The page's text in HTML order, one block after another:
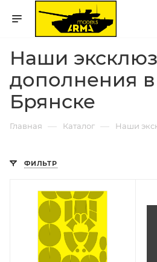
Наши
дополнения в
Брянске
Главная — Каталог — Наши
ФИЛЬТР